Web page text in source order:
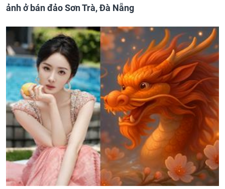
ảnh ở bán đảo Sơn Trà, Đà Nẵng